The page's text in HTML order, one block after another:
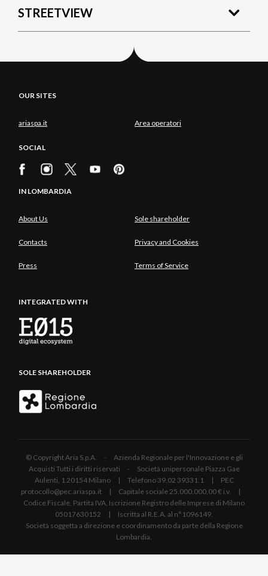
STREETVIEW
OUR SITES
ariaspa.it Area operatori
SOCIAL
IN LOMBARDIA
About Us Sole shareholder
Contacts Privacy and Cookies
Press Terms of Service
INTEGRATED WITH
SOLE SHAREHOLDER
© Copyright Aria S.p.A. - Azienda Regionale per l'Innovazione e gli
Acquisti Tutti i diritti riservati - Società unipersonale Piazza Gae
Aulenti, 1 20154 Milano | Telefono 39.02 39331.1 | PEC
protocollo@pec.ariaspa.it | Capitale sociale 25.000.000,00 € i.v. |
Codice Fiscale, Partita IVA, Iscrizione Registro delle Imprese di Milano
05017630152 | Iscritta al R.E.A. al n°1096149.
Società soggetta a direzione e coordinamento da parte della Regione
Lombardia.